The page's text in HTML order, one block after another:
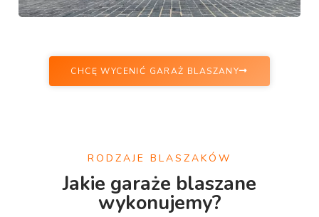
CHCĘ WYCENIĆ GARAŻ BLASZANY
RODZAJE BLASZAKÓW
Jakie garaże blaszane
wykonujemy?